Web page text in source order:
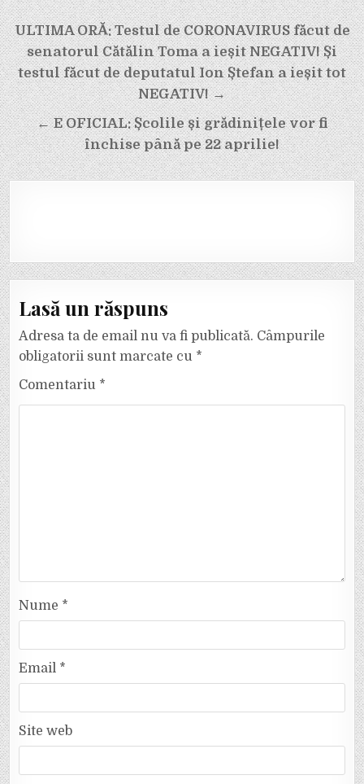
Navigare
în
articole
ULTIMA ORĂ: Testul de CORONAVIRUS făcut de
senatorul Cătălin Toma a ieșit NEGATIV! Și
testul făcut de deputatul Ion Ștefan a ieșit tot
NEGATIV! →
← E OFICIAL: Școlile și grădinițele vor fi
închise până pe 22 aprilie!
Lasă un răspuns
Adresa ta de email nu va fi publicată. Câmpurile
obligatorii sunt marcate cu *
Comentariu *
Nume *
Email *
Site web